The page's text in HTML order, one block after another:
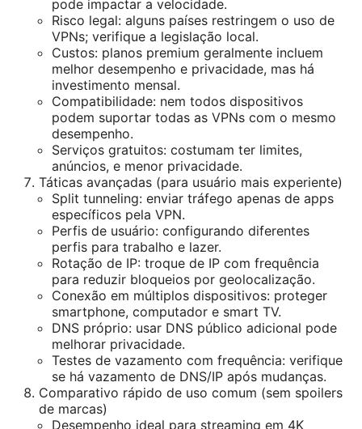
pode impactar a velocidade.
Risco legal: alguns países restringem o uso de
VPNs; verifique a legislação local.
Custos: planos premium geralmente incluem
melhor desempenho e privacidade, mas há
investimento mensal.
Compatibilidade: nem todos dispositivos
podem suportar todas as VPNs com o mesmo
desempenho.
Serviços gratuitos: costumam ter limites,
anúncios, e menor privacidade.
Táticas avançadas (para usuário mais experiente)
Split tunneling: enviar tráfego apenas de apps
específicos pela VPN.
Perfis de usuário: configurando diferentes
perfis para trabalho e lazer.
Rotação de IP: troque de IP com frequência
para reduzir bloqueios por geolocalização.
Conexão em múltiplos dispositivos: proteger
smartphone, computador e smart TV.
DNS próprio: usar DNS público adicional pode
melhorar privacidade.
Testes de vazamento com frequência: verifique
se há vazamento de DNS/IP após mudanças.
Comparativo rápido de uso comum (sem spoilers
de marcas)
Desempenho ideal para streaming em 4K